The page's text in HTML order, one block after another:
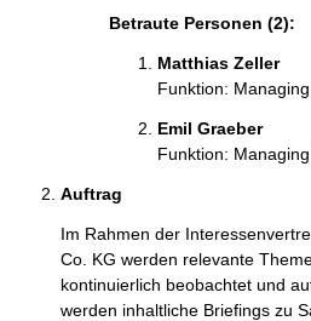
Betraute Personen (2):
Matthias Zeller
Funktion:
Emil Graeber
Funktion:
Auftrag
Im Rahmen der
Co. KG werden relevante
kontinuierlich beobachtet und
werden inhaltliche Briefings zu